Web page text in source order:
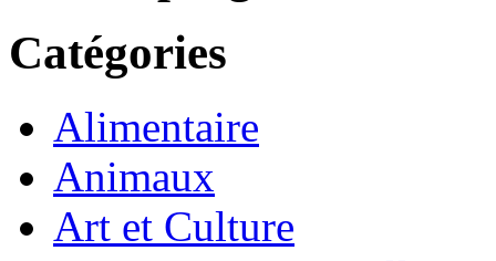
Catégories
Alimentaire
Animaux
Art et Culture